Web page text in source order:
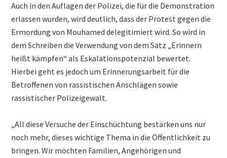
Auch in den Auflagen der Polizei, die für die Demonstration
erlassen wurden, wird deutlich, dass der Protest gegen die
Ermordung von Mouhamed delegitimiert wird. So wird in
dem Schreiben die Verwendung von dem Satz „Erinnern
heißt kämpfen“ als Eskalationspotenzial bewertet.
Hierbei geht es jedoch um Erinnerungsarbeit für die
Betroffenen von rassistischen Anschlägen sowie
rassistischer Polizeigewalt.
„All diese Versuche der Einschüchtung bestärken uns nur
noch mehr, dieses wichtige Thema in die Öffentlichkeit zu
bringen. Wir möchten Familien, Angehörigen und